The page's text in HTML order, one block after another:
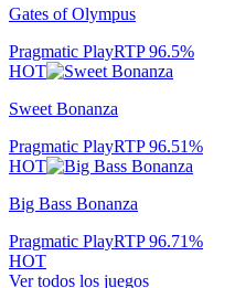
Gates of Olympus
Pragmatic PlayRTP96.5%
HOT
Sweet Bonanza
Pragmatic PlayRTP96.51%
HOT
Big Bass Bonanza
Pragmatic PlayRTP96.71%
HOT
Ver todos los juegos